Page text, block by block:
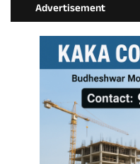
Advertisement